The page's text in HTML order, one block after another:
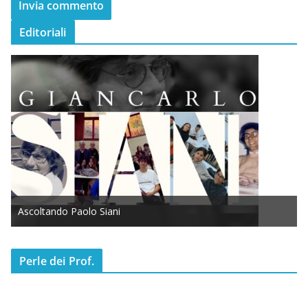
Editoriali
Ascoltando Paolo Siani
Perle dei Prof.